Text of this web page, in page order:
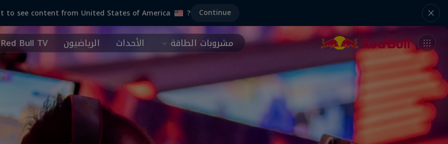
to see content from United States of America ? Continue
مشروبات الطاقة الأحداث الرياضيون Red Bull TV